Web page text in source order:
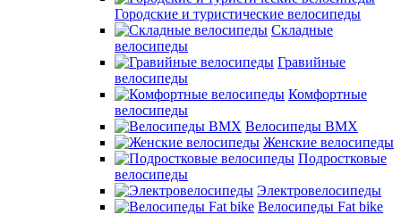
Городские и туристические велосипеды
Складные
велосипеды
Гравийные
велосипеды
Комфортные
велосипеды
Велосипеды BMX
Женские велосипеды
Подростковые
велосипеды
Электровелосипеды
Велосипеды Fat bike